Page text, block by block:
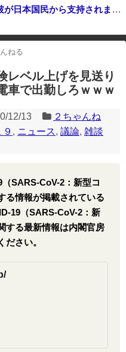
石破前首相を懐かしむ左派、「石破が日本国民から支持されまくっていた」と主張してしまうも……
【悲報】 中国、橋の欄干が強風一発で粉々に 鉄筋ゼロ 当局「接着剤でくっつけただけ」「正常で、品質問題はない」
、サイト全体のレイアウトが崩れ
ねる
レベル上げを見送り
で出勤しろｗｗｗ
12/13
２ちゃんね
, ニュース, 議論, 雑談
SARS-CoV-2：新型コ
る情報が掲載されている
19（SARS-CoV-2：新
する最新情報は内閣官房
さい。